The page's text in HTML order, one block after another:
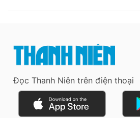
Đọc Thanh Niên trên điện thoại